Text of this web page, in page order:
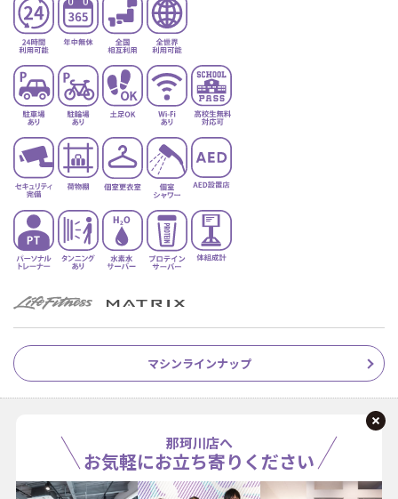
マシンラインナップ
那珂川店へ
お気軽にお立ち寄りください